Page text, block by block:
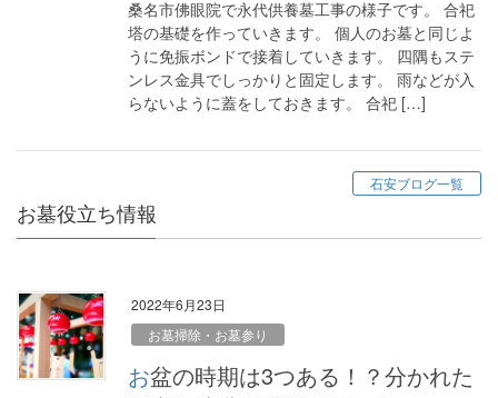
桑名市佛眼院で永代供養墓工事の様子です。 合祀
塔の基礎を作っていきます。 個人のお墓と同じよ
うに免振ボンドで接着していきます。 四隅もステ
ンレス金具でしっかりと固定します。 雨などが入
らないように蓋をしておきます。 合祀 […]
石安ブログ一覧
お墓役立ち情報
2022年6月23日
お墓掃除・お墓参り
お盆の時期は3つある！？分かれた